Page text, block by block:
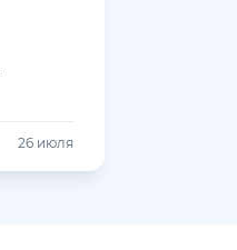
26 июля